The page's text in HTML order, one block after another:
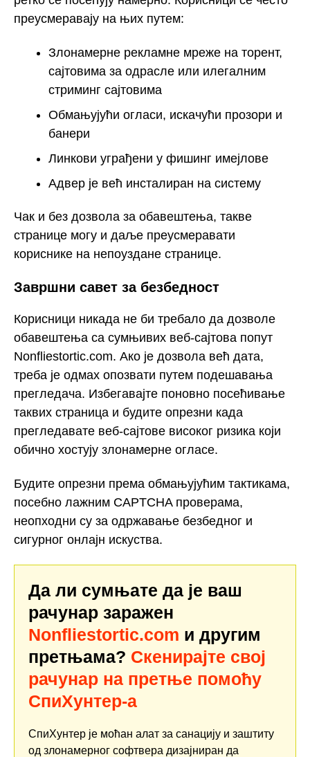
преусмеравају на њих путем:
Злонамерне рекламне мреже на торент,
сајтовима за одрасле или илегалним
стриминг сајтовима
Обмањујући огласи, искачући прозори и
банери
Линкови уграђени у фишинг имејлове
Адвер је већ инсталиран на систему
Чак и без дозвола за обавештења, такве
странице могу и даље преусмеравати
кориснике на непоуздане странице.
Завршни савет за безбедност
Корисници никада не би требало да дозволе
обавештења са сумњивих веб-сајтова попут
Nonfliestortic.com. Ако је дозвола већ дата,
треба је одмах опозвати путем подешавања
прегледача. Избегавајте поновно посећивање
таквих страница и будите опрезни када
прегледавате веб-сајтове високог ризика који
обично хостују злонамерне огласе.
Будите опрезни према обмањујућим тактикама,
посебно лажним CAPTCHA проверама,
неопходни су за одржавање безбедног и
сигурног онлајн искуства.
Да ли сумњате да је ваш
рачунар заражен
Nonfliestortic.com и другим
претњама? Скенирајте свој
рачунар на претње помоћу
СпиХунтер-а
СпиХунтер је моћан алат за санацију и заштиту
од злонамерног софтвера дизајниран да